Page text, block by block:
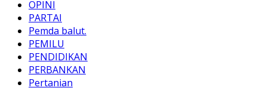
OPINI
PARTAI
Pemda balut.
PEMILU
PENDIDIKAN
PERBANKAN
Pertanian